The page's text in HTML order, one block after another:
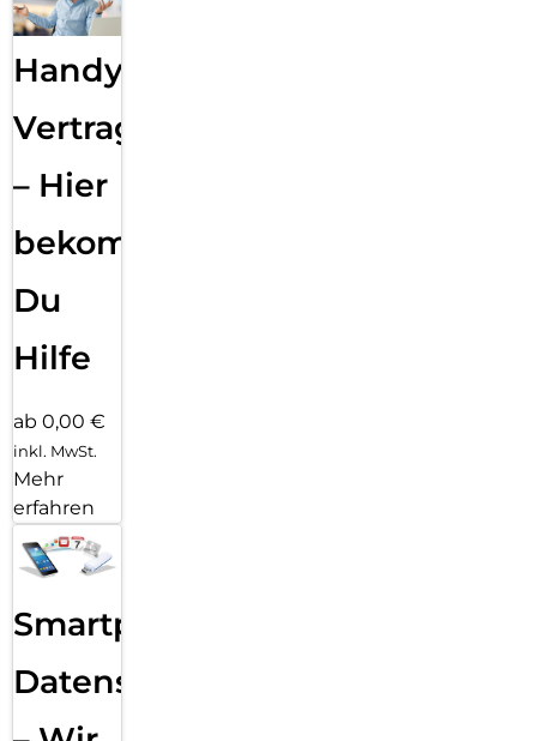
Handy
Vertragsabwicklung
– Hier
bekommst
Du
Hilfe
ab 0,00 €
inkl. MwSt.
Mehr
erfahren
Smartphone
Datensicherung